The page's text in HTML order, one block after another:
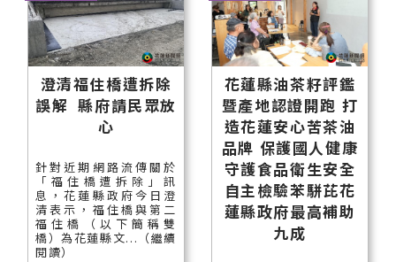
澄清福住橋遭拆除
誤解 縣府請民眾放
心
針對近期網路流傳關於
「福住橋遭拆除」訊
息，花蓮縣政府今日澄
清表示，福住橋與第二
福住橋（以下簡稱雙
橋）為花蓮縣文...（繼續
閱讀）
花蓮縣油茶籽評鑑
暨產地認證開跑 打
造花蓮安心苦茶油
品牌 保護國人健康
守護食品衛生安全
自主檢驗苯駢芘花
蓮縣政府最高補助
九成